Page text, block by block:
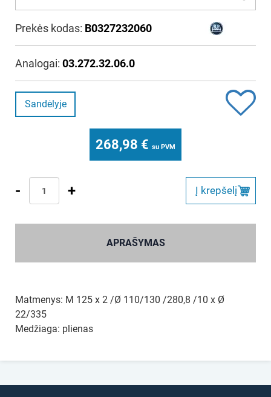
Prekės kodas: B0327232060
Analogai: 03.272.32.06.0
Sandėlyje
268,98 € su PVM
- + Į krepšelį
APRAŠYMAS
Matmenys: M 125 x 2 /Ø 110/130 /280,8 /10 x Ø
22/335
Medžiaga: plienas